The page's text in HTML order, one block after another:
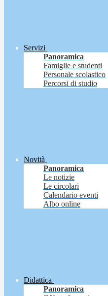
Servizi
Panoramica
Famiglie e studenti
Personale scolastico
Percorsi di studio
Novità
Panoramica
Le notizie
Le circolari
Calendario eventi
Albo online
Didattica
Panoramica